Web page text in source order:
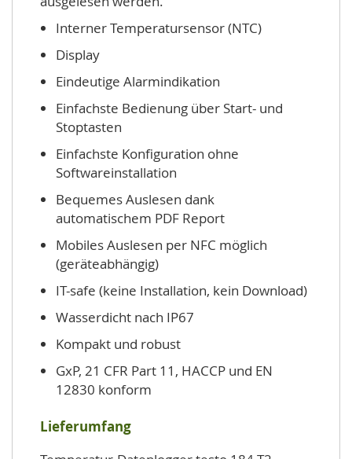
Interner Temperatursensor (NTC)
Display
Eindeutige Alarmindikation
Einfachste Bedienung über Start- und
Stoptasten
Einfachste Konfiguration ohne
Softwareinstallation
Bequemes Auslesen dank
automatischem PDF Report
Mobiles Auslesen per NFC möglich
(geräteabhängig)
IT-safe (keine Installation, kein Download)
Wasserdicht nach IP67
Kompakt und robust
GxP, 21 CFR Part 11, HACCP und EN
12830 konform
Lieferumfang